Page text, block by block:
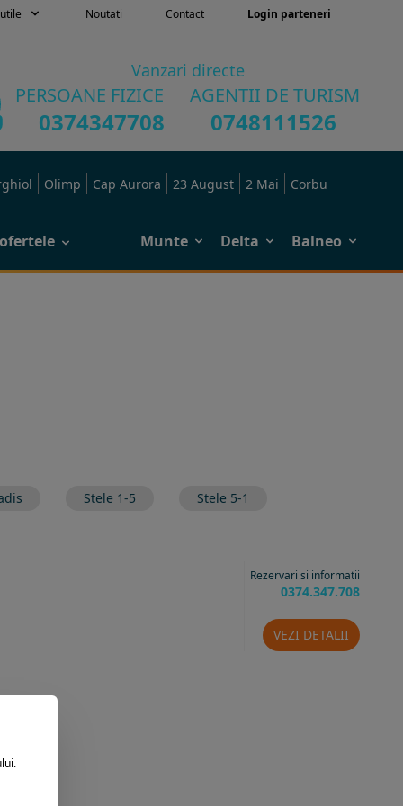
Noutati Contact Login parteneri
Vanzari directe
PERSOANE FIZICE AGENTII DE TURISM
0374347708 0748111526
Olimp Cap Aurora 23 August 2 Mai Corbu
Munte Delta Balneo
Stele 1-5 Stele 5-1
Rezervari si informatii
0374.347.708
VEZI DETALII